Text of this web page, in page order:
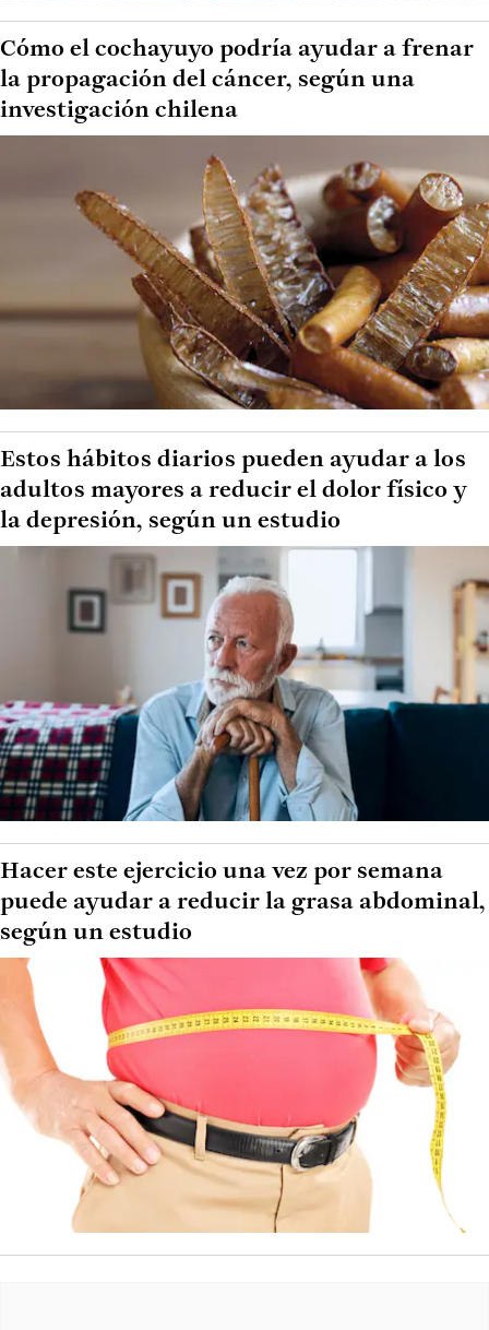
Cómo el cochayuyo podría ayudar a frenar
la propagación del cáncer, según una
investigación chilena
Estos hábitos diarios pueden ayudar a los
adultos mayores a reducir el dolor físico y
la depresión, según un estudio
Hacer este ejercicio una vez por semana
puede ayudar a reducir la grasa abdominal,
según un estudio